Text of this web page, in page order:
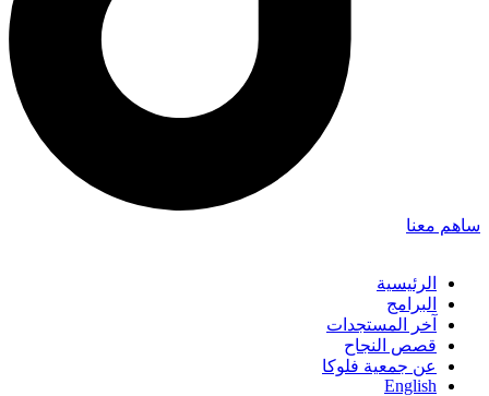
ساهم معنا
الرئيسية
البرامج
آخر المستجدات
قصص النجاح
عن جمعية فلوكا
English